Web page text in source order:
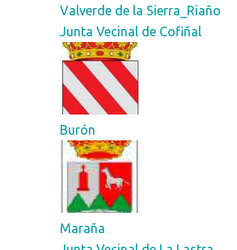
Valverde de la Sierra_Riaño
Junta Vecinal de Cofiñal
Burón
Maraña